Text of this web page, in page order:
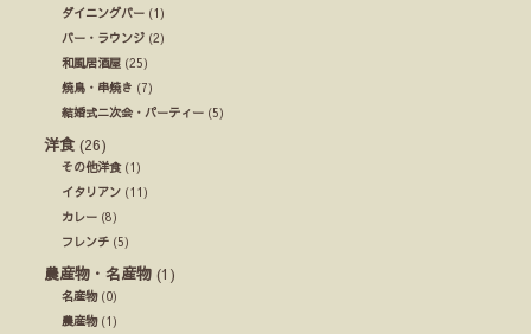
ダイニングバー (1)
バー・ラウンジ (2)
和風居酒屋 (25)
焼鳥・串焼き (7)
結婚式ニ次会・パーティー (5)
洋食 (26)
その他洋食(1)
イタリアン (11)
カレー (8)
フレンチ (5)
農産物・名産物 (1)
名産物(0)
農産物(1)